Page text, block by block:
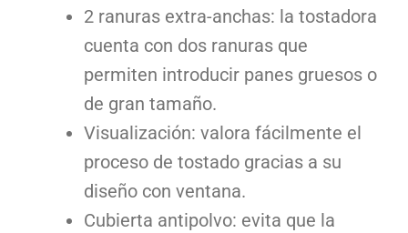
2 ranuras extra-anchas: la tostadora
cuenta con dos ranuras que
permiten introducir panes gruesos o
de gran tamaño.
Visualización: valora fácilmente el
proceso de tostado gracias a su
diseño con ventana.
Cubierta antipolvo: evita que la